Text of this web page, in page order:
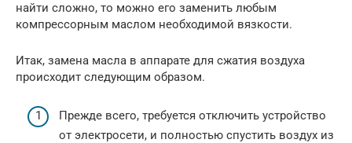
найти сложно, то можно его заменить любым
компрессорным маслом необходимой вязкости.
Итак, замена масла в аппарате для сжатия воздуха
происходит следующим образом.
Прежде всего, требуется отключить устройство
от электросети, и полностью спустить воздух из